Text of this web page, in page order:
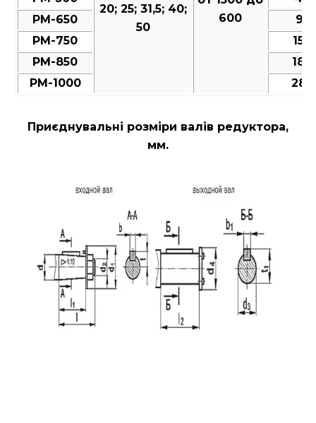
20; 25; 31,5; 40;
50
600
РМ-650
РМ-750
РМ-850
РМ-1000
Приєднувальні розміри валів редуктора,
мм.